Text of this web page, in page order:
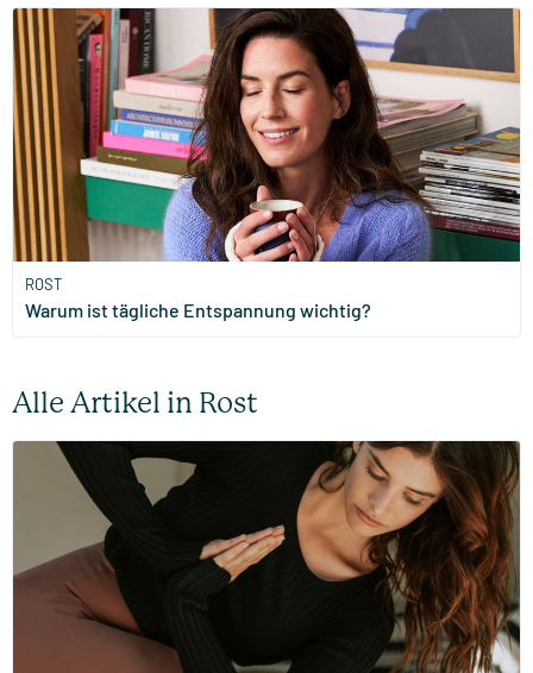
ROST
Warum ist tägliche Entspannung wichtig?
Alle Artikel in Rost